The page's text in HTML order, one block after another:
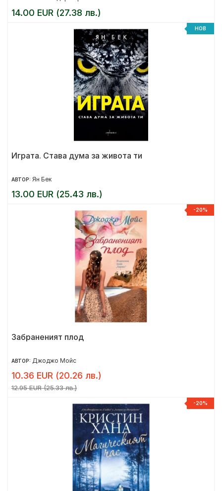
14.00 EUR (27.38 лв.)
НОВ
Играта. Става дума за живота ти
АВТОР: Ян Бек
13.00 EUR (25.43 лв.)
-20%
Забраненият плод
АВТОР: Джоджо Мойс
10.36 EUR (20.26 лв.)
12.95 EUR (25.33 лв.)
-20%